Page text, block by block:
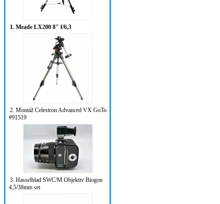
1. Meade LX200 8" f/6,3
2. Montáž Celestron Advanced VX GoTo
#91519
3. Hasselblad SWC/M Objektiv Biogon
4,5/38mm set